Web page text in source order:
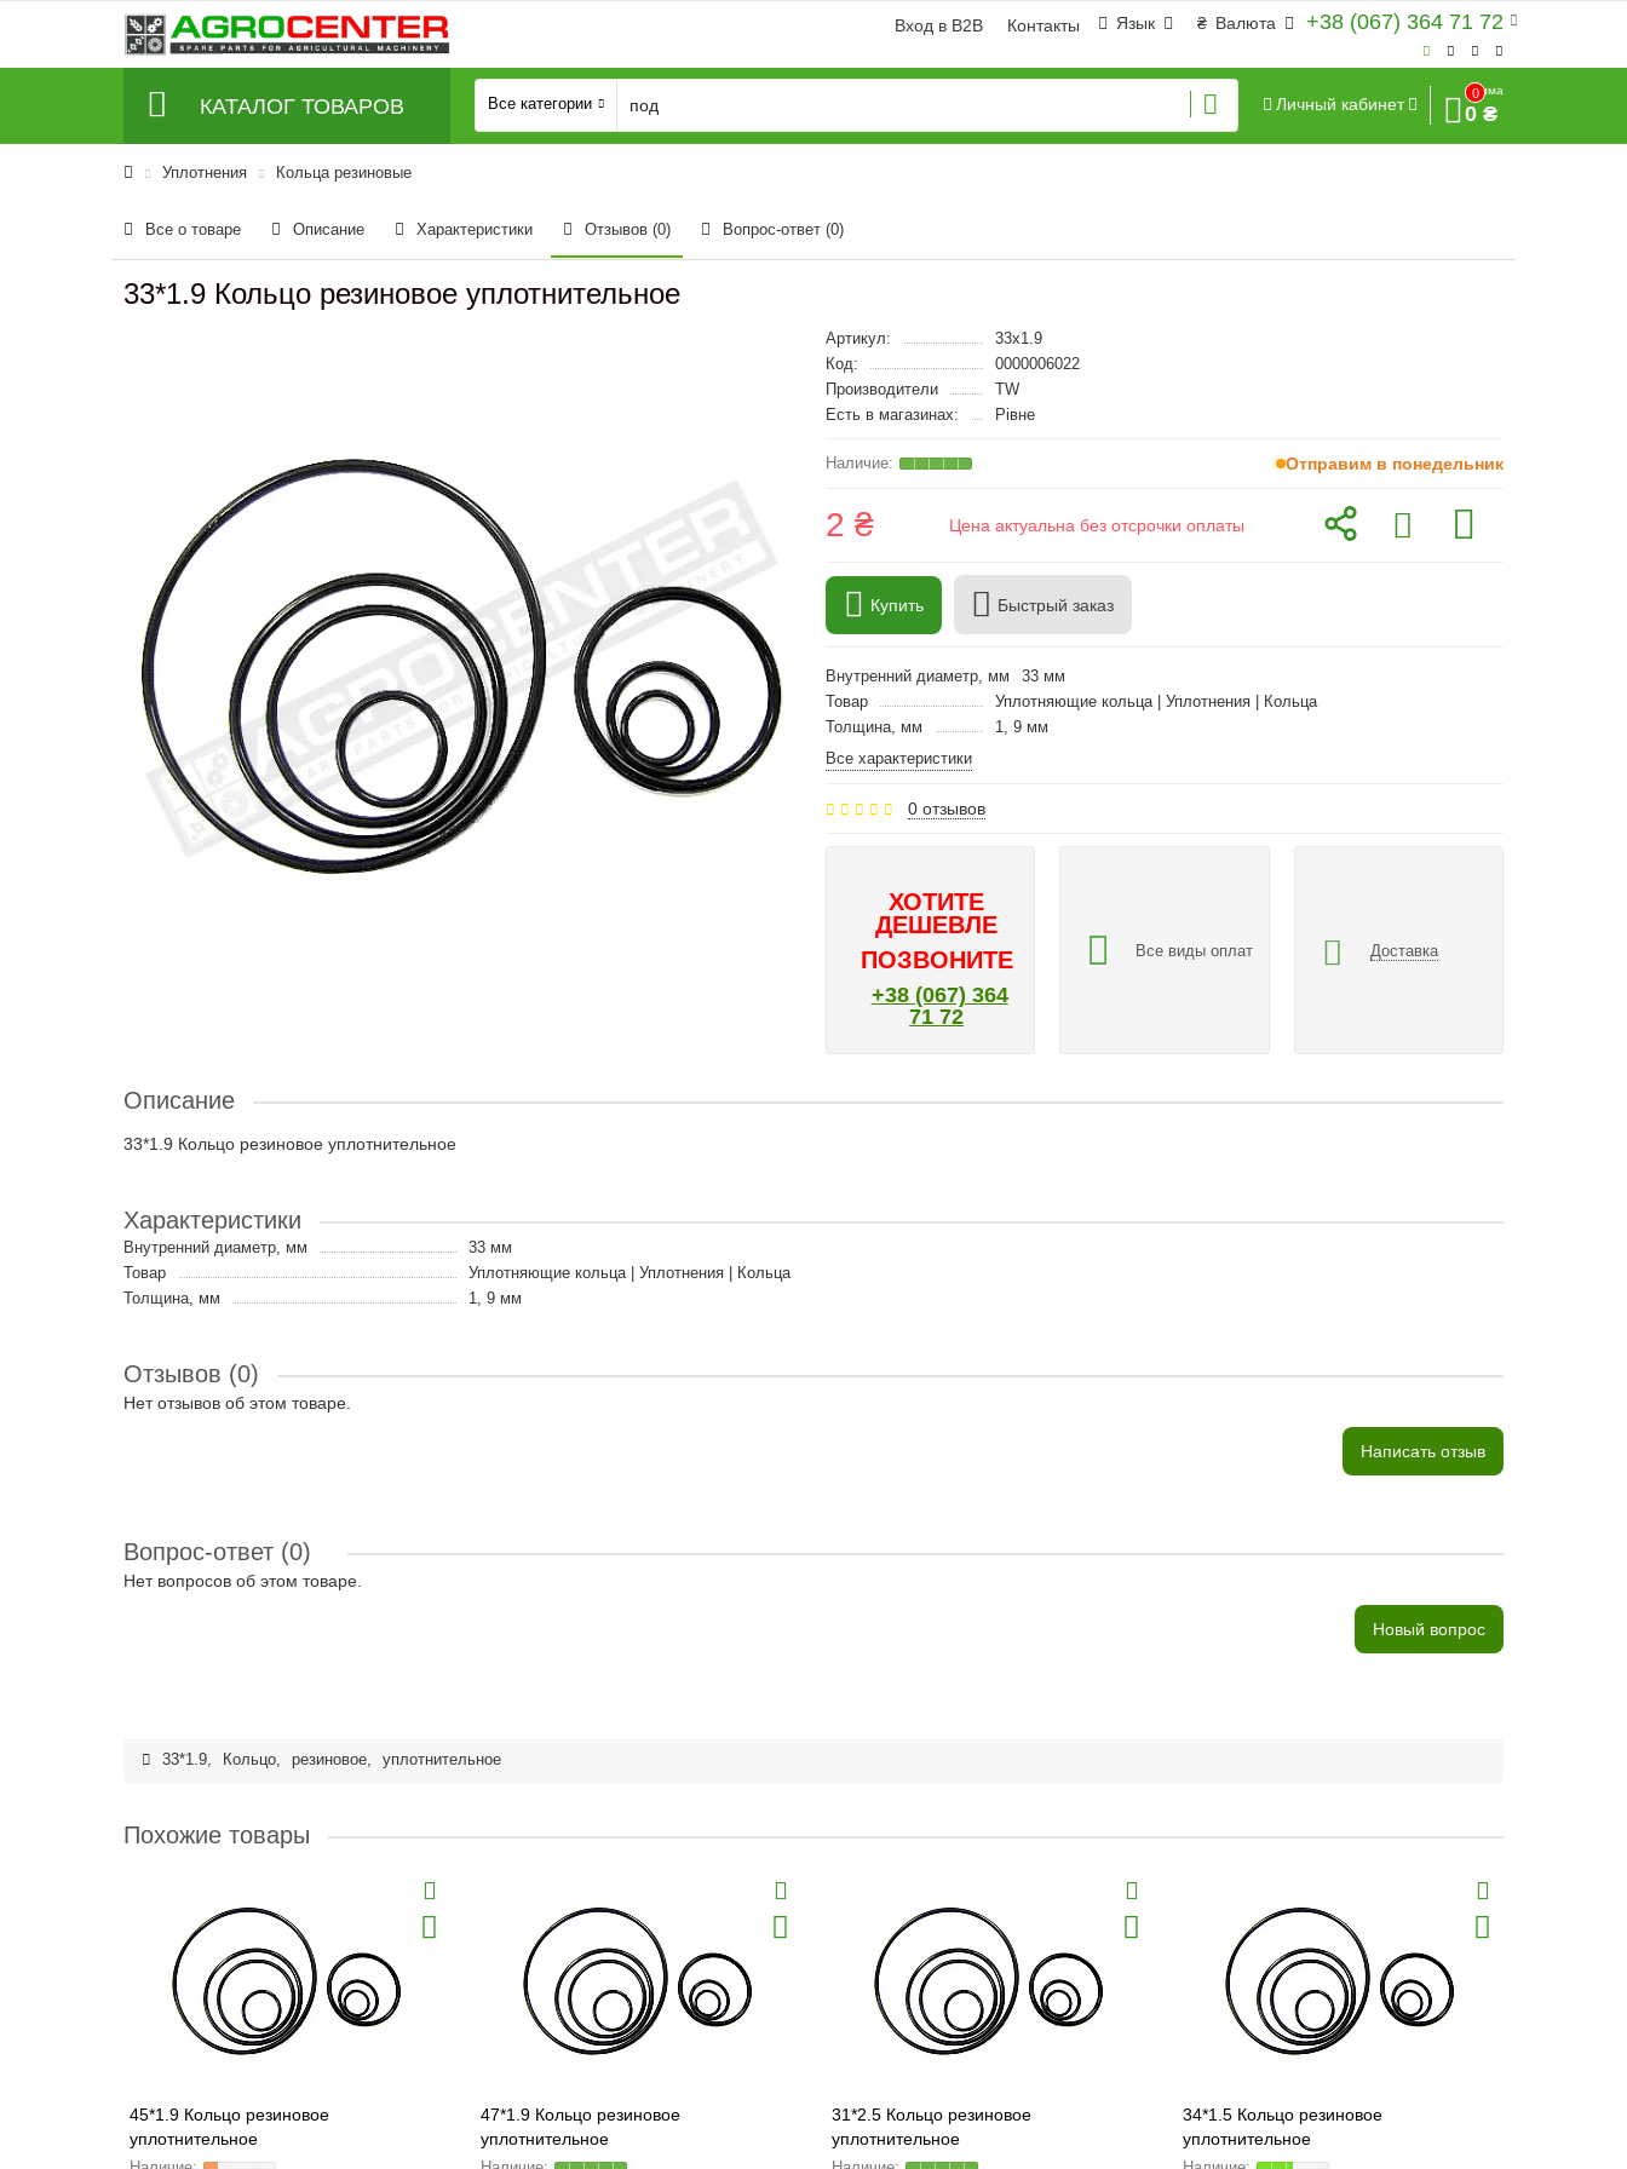
+38 (067) 364 71 72
₴ Валюта
Язык
Вход в B2B Контакты
КАТАЛОГ ТОВАРОВ Все категории Личный кабинет
0
Сумма
0 ₴
Уплотнения Кольца резиновые
Все о товаре Описание Характеристики Отзывов (0) Вопрос-ответ (0)
33*1.9 Кольцо резиновое уплотнительное
Артикул:
33x1.9
Код:
0000006022
Производители
TW
Есть в магазинах:
Рівне
Отправим в понедельник
2 ₴ Цена актуальна без отсрочки оплаты
Купить Быстрый заказ
Внутренний диаметр, мм
33 мм
Товар
Уплотняющие кольца | Уплотнения | Кольца
Толщина, мм
1, 9 мм
Все характеристики
0 отзывов
ХОТИТЕ
ДЕШЕВЛЕ
ПОЗВОНИТЕ
+38 (067) 364
71 72
Все виды оплат Доставка
Описание
33*1.9 Кольцо резиновое уплотнительное
Характеристики
Внутренний диаметр, мм
33 мм
Товар
Уплотняющие кольца | Уплотнения | Кольца
Толщина, мм
1, 9 мм
Отзывов (0)
Нет отзывов об этом товаре.
Написать отзыв
Вопрос-ответ (0)
Нет вопросов об этом товаре.
Новый вопрос
33*1.9, Кольцо, резиновое, уплотнительное
Похожие товары
45*1.9 Кольцо резиновое
уплотнительное
47*1.9 Кольцо резиновое
уплотнительное
31*2.5 Кольцо резиновое
уплотнительное
34*1.5 Кольцо резиновое
уплотнительное